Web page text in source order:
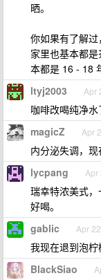
晒。
你如果有了解过
家里也基本都
本都是 16 - 18
ltyj2003 Apr
咖啡改喝纯净水
magicZ Apr
内分泌失调，
lycpang Apr
瑞幸特浓美式
好喝。
gablic Apr
我现在退到泡柠
BlackSiao